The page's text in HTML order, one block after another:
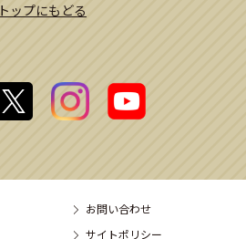
トップにもどる
お問い合わせ
サイトポリシー